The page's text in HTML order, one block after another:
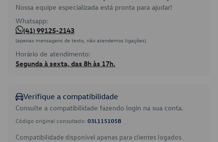
Nossa equipe especializada está pronta para ajudar!
Whatsapp:
(41) 99125-2143
(apenas mensagens de texto, não atendemos ligações)
Horário de atendimento:
Segunda à sexta, das 8h às 17h.
Verifique a compatibilidade
Consulte a compatibilidade fazendo login na sua conta.
Código original consultado: 03L115105B
Compatibilidade disponível apenas para clientes logados.